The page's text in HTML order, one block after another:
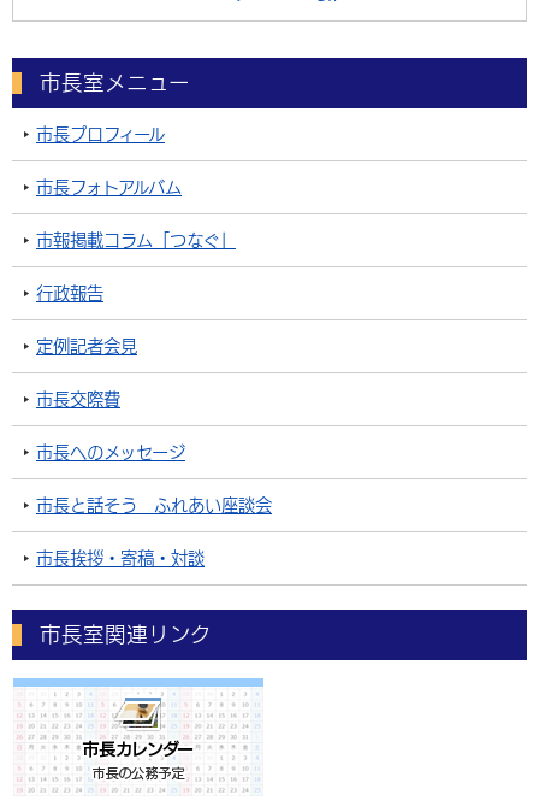
市長室メニュー
市長プロフィール
市長フォトアルバム
市報掲載コラム「つなぐ」
行政報告
定例記者会見
市長交際費
市長へのメッセージ
市長と話そう ふれあい座談会
市長挨拶・寄稿・対談
市長室関連リンク